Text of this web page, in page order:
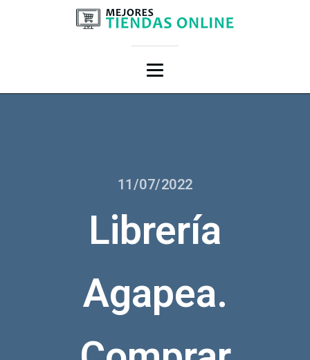
11/07/2022
Librería
Agapea.